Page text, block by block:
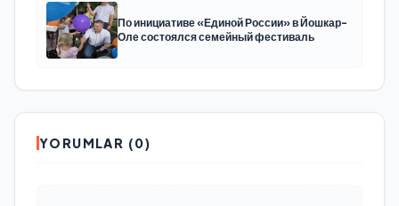
По инициативе «Единой России» в Йошкар-
Оле состоялся семейный фестиваль
YORUMLAR (0)